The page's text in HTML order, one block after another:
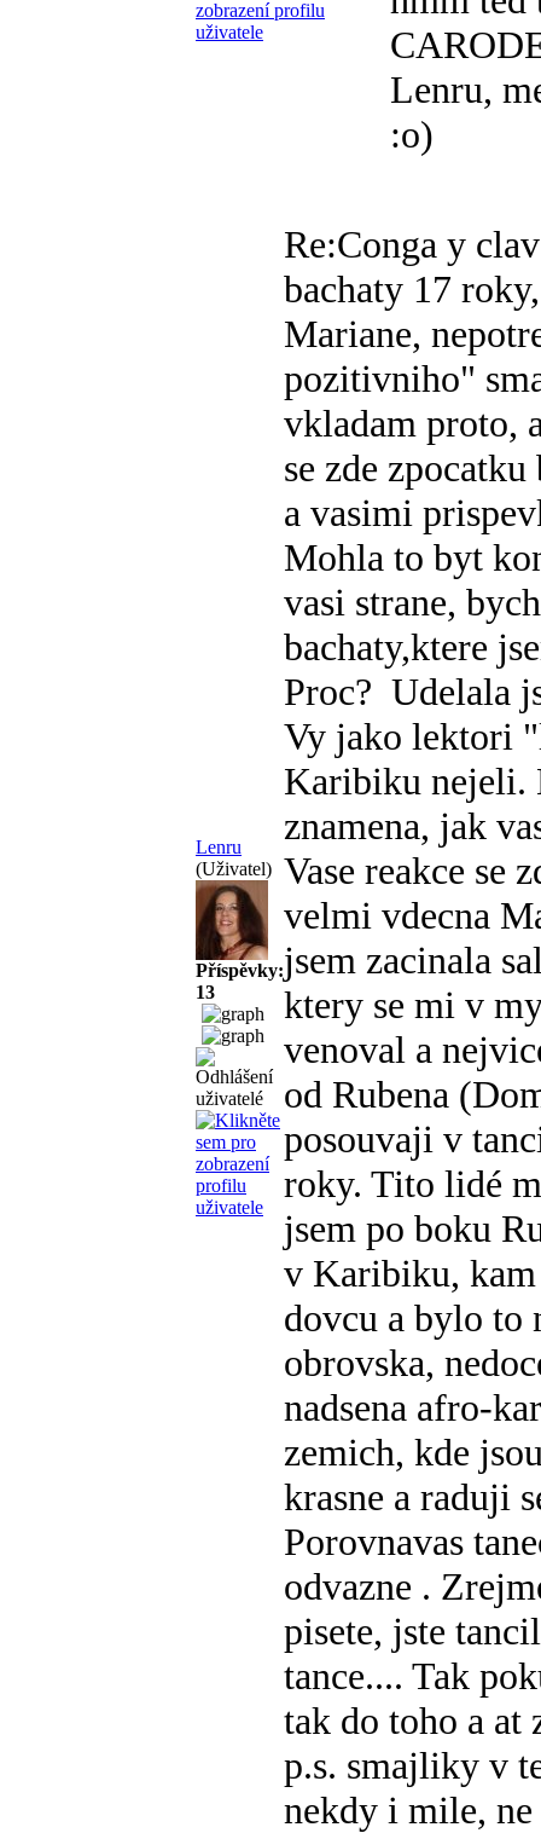
Lenru,
:o)
Lenru
(Uživatel)
Příspěvky:
13
Re:Conga y
bachaty 17
Mariane,
pozitivniho"
vkladam proto,
se zde
a vasimi
Mohla to byt
vasi strane,
bachaty,ktere
Proc? Udelala
Vy jako lektori
Karibiku nejeli.
znamena, jak
Vase reakce se
velmi vdecna
jsem zacinala
ktery se mi v
venoval a
od Rubena
posouvaji v
roky. Tito lidé
jsem po boku
v Karibiku, kam
dovcu a bylo to
obrovska,
nadsena afro-
zemich, kde
krasne a raduji
Porovnavas
odvazne .
pisete, jste
tance.... Tak
tak do toho a
p.s. smajliky v
nekdy i mile,